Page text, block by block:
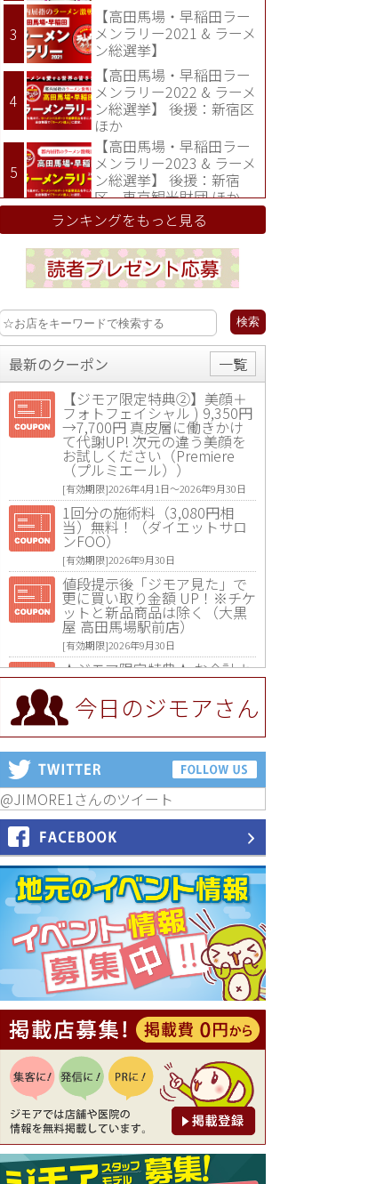
【高田馬場・早稲田ラー
メンラリー2021 & ラーメ
ン総選挙】
【高田馬場・早稲田ラー
メンラリー2022 & ラーメ
ン総選挙】 後援：新宿区
ほか
【高田馬場・早稲田ラー
メンラリー2023 & ラーメ
ン総選挙】 後援：新宿
区、東京観光財団 ほか
ランキングをもっと見る
最新のクーポン
一覧
【ジモア限定特典②】美顔＋
フォトフェイシャル ) 9,350円
→7,700円 真皮層に働きかけ
て代謝UP! 次元の違う美顔を
お試しください（Premiere
（プルミエール））
[有効期限]2026年4月1日〜2026年9月30日
1回分の施術料（3,080円相
当）無料！（ダイエットサロ
ンFOO）
[有効期限]2026年9月30日
値段提示後「ジモア見た」で
更に買い取り金額 UP！※チケ
ットと新品商品は除く（大黒
屋 高田馬場駅前店）
[有効期限]2026年9月30日
★ジモア限定特典★ お会計よ
り全品5％OFF（ナチュラル＆
ハンドメイドショップ［マキ
マキ］）
[有効期限]2026年9月30日まで
【ジモア限定①】初回割引 特
価 VIO脱毛11,000円⇒8,800円
（メンズ専門ワックス脱毛サ
ロン Mickle（ミックル））
【ジモア読者特典2】コース 3,
500円→3,000円（料理5品+2
時間飲み放題）（創作イタリ
アン Pia Cuore（ピアクオー
レ））
[有効期限]2026年9月30日
【ジモア読者特典1】料理全品
20％OFF ※18時以降（創作イ
タリアン Pia Cuore（ピアクオ
ーレ））
[有効期限]2026年9月30日
【ジモア限定②】初回割引 特
価 鼻毛脱毛 半額 2,200円⇒1,1
00円（メンズ専門ワックス脱
毛サロン Mickle（ミック
ル））
[有効期限]2026年9月30日
【ジモア限定特典①】まつ毛
カール 3,850円→ 2,750円（Pr
emiere（プルミエール））
[有効期限]2026年9月30日
今日のジモアさん
@JIMORE1さんのツイート